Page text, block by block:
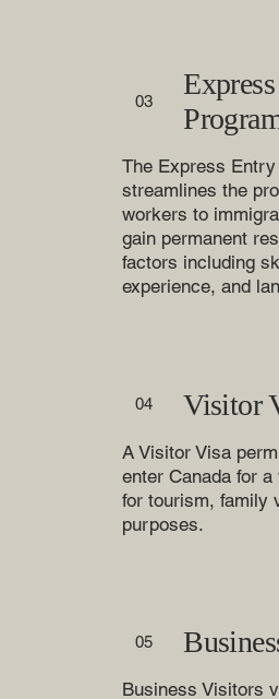
03
The Express
streamlines the
workers to
gain permanent
factors including
experience, and
04 Visitor
A Visitor Visa
enter Canada for
for tourism, family
purposes.
05
Business Visitors